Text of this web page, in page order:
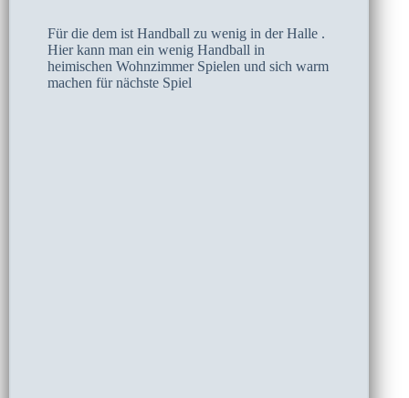
Für die dem ist Handball zu wenig in der Halle .
Hier kann man ein wenig Handball in
heimischen Wohnzimmer Spielen und sich warm
machen für nächste Spiel